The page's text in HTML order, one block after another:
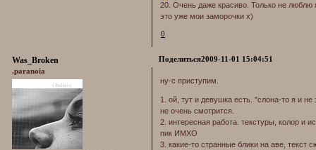
20. Очень даже красиво. Только не люблю
это уже мои заморочки x)
0
Поделиться2009-11-01 15:04:51
Was_Broken
.paranoia
ну-с приступим.
1. ой, тут и девушка есть. "слона-то я и
не очень смотрится.
2. интересная работа. текстуры, колор и
пик ИМХО
3. какие-то странные блики на аве,